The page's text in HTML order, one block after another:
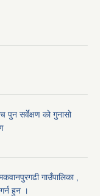
पुन सर्वेक्षण को गुनासो
गाउँपालिका ,
हुन ।